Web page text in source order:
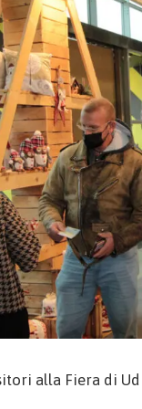
alla Fiera di